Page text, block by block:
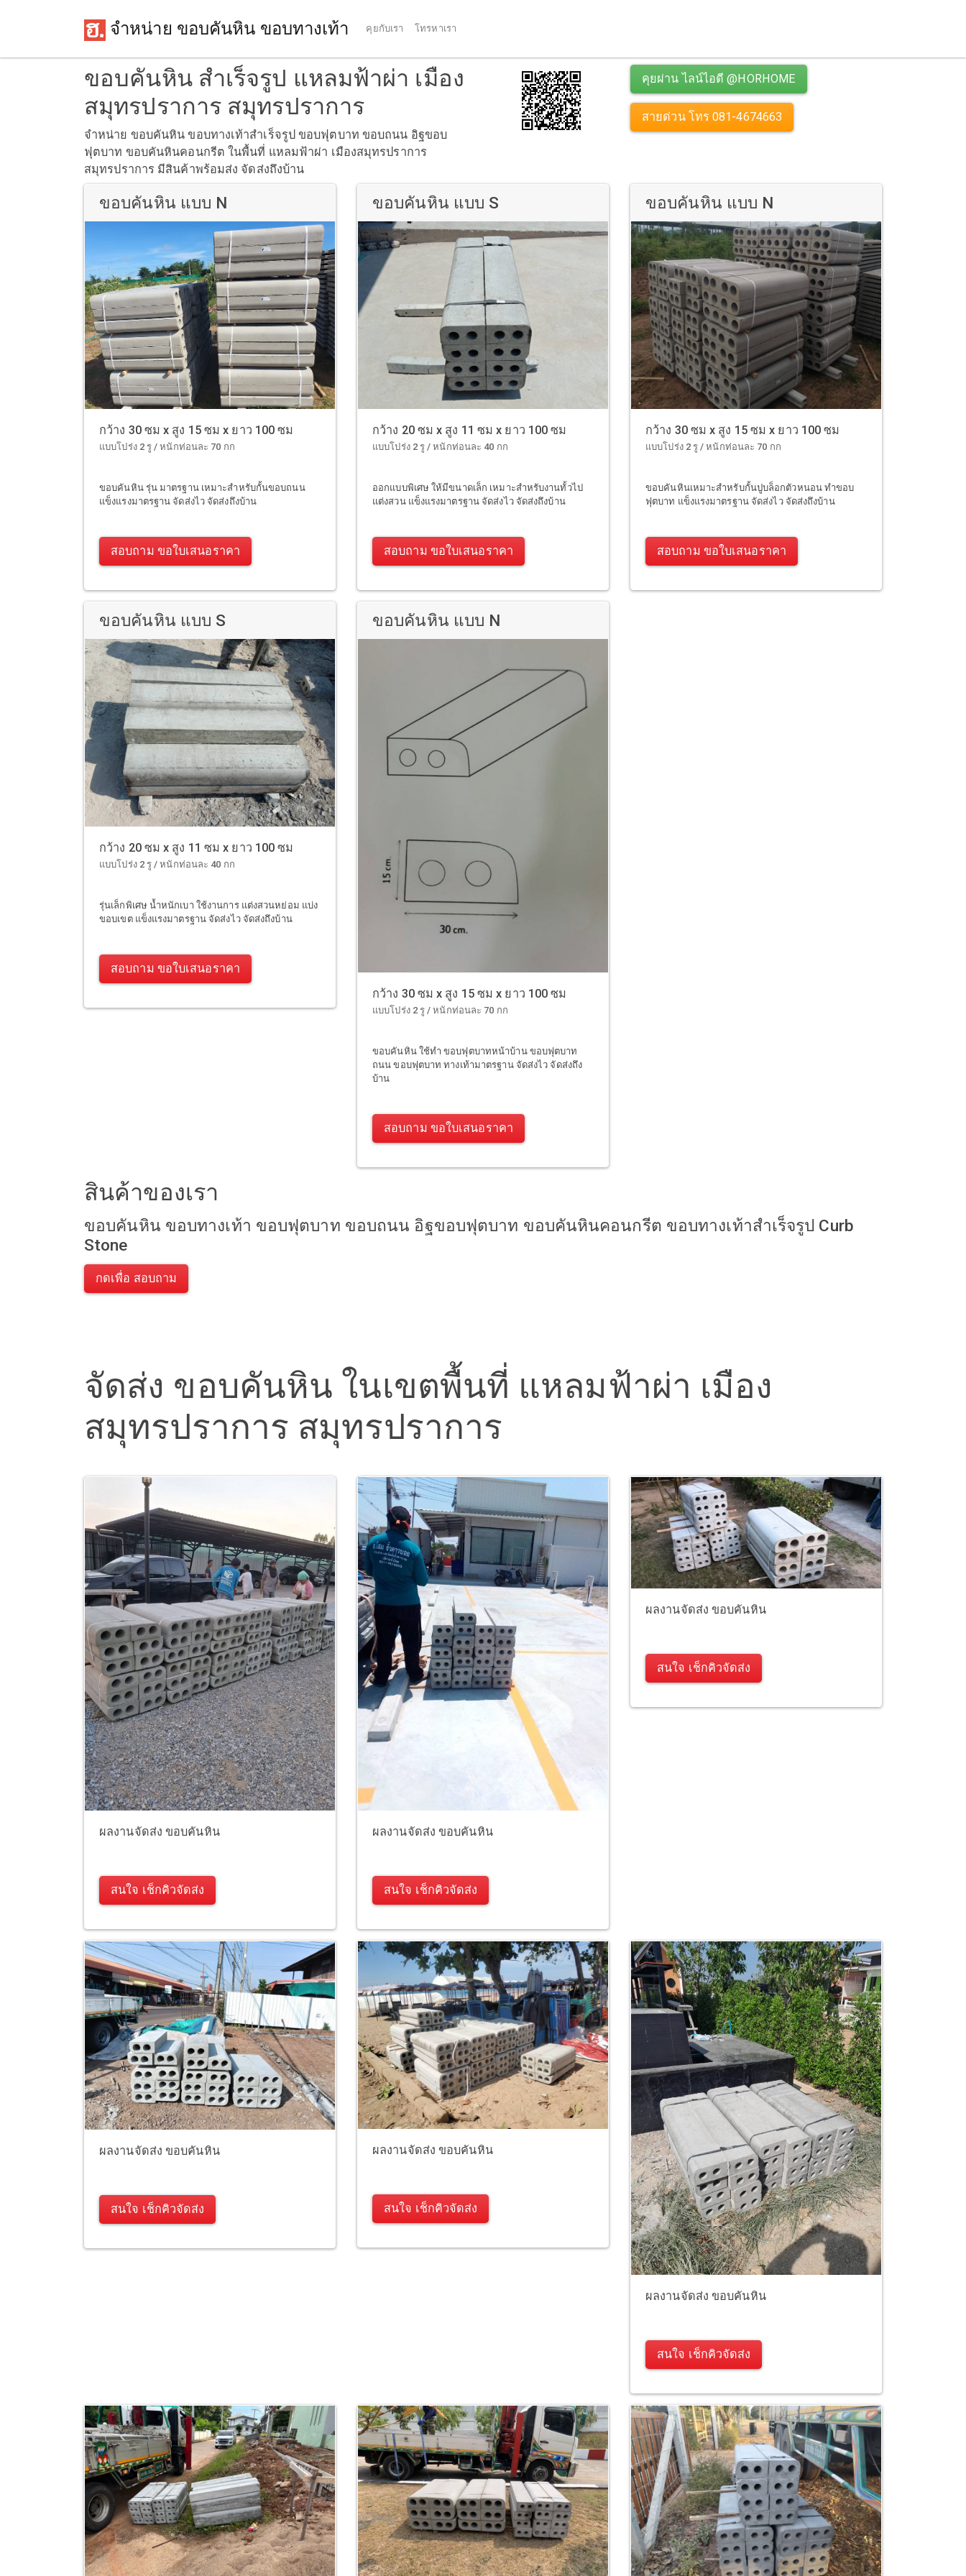
จำหน่าย ขอบคันหิน ขอบทางเท้า คุยกับเรา โทรหาเรา
ขอบคันหิน สำเร็จรูป แหลมฟ้าผ่า เมือง
สมุทรปราการ สมุทรปราการ
จำหน่าย ขอบคันหิน ขอบทางเท้าสำเร็จรูป ขอบฟุตบาท ขอบถนน อิฐขอบ
ฟุตบาท ขอบคันหินคอนกรีต ในพื้นที่ แหลมฟ้าผ่า เมืองสมุทรปราการ
สมุทรปราการ มีสินค้าพร้อมส่ง จัดส่งถึงบ้าน
คุยผ่าน ไลน์ไอดี @HORHOME
สายด่วน โทร 081-4674663
ขอบคันหิน แบบ N
กว้าง 30 ซม x สูง 15 ซม x ยาว 100 ซม
แบบโปร่ง 2 รู / หนักท่อนละ 70 กก
ขอบคันหิน รุ่น มาตรฐาน เหมาะสำหรับกั้นขอบถนน
แข็งแรงมาตรฐาน จัดส่งไว จัดส่งถึงบ้าน
สอบถาม ขอใบเสนอราคา
ขอบคันหิน แบบ S
กว้าง 20 ซม x สูง 11 ซม x ยาว 100 ซม
แบบโปร่ง 2 รู / หนักท่อนละ 40 กก
ออกแบบพิเศษ ให้มีขนาดเล็ก เหมาะสำหรับงานทั้วไป
แต่งสวน แข็งแรงมาตรฐาน จัดส่งไว จัดส่งถึงบ้าน
สอบถาม ขอใบเสนอราคา
ขอบคันหิน แบบ N
กว้าง 30 ซม x สูง 15 ซม x ยาว 100 ซม
แบบโปร่ง 2 รู / หนักท่อนละ 70 กก
ขอบคันหินเหมาะสำหรับกั้นปูบล็อกตัวหนอน ทำขอบ
ฟุตบาท แข็งแรงมาตรฐาน จัดส่งไว จัดส่งถึงบ้าน
สอบถาม ขอใบเสนอราคา
ขอบคันหิน แบบ S
กว้าง 20 ซม x สูง 11 ซม x ยาว 100 ซม
แบบโปร่ง 2 รู / หนักท่อนละ 40 กก
รุ่นเล็กพิเศษ น้ำหนักเบา ใช้งานการ แต่งสวนหย่อม แบ่ง
ขอบเขต แข็งแรงมาตรฐาน จัดส่งไว จัดส่งถึงบ้าน
สอบถาม ขอใบเสนอราคา
ขอบคันหิน แบบ N
กว้าง 30 ซม x สูง 15 ซม x ยาว 100 ซม
แบบโปร่ง 2 รู / หนักท่อนละ 70 กก
ขอบคันหิน ใช้ทำ ขอบฟุตบาทหน้าบ้าน ขอบฟุตบาท
ถนน ขอบฟุตบาท ทางเท้ามาตรฐาน จัดส่งไว จัดส่งถึง
บ้าน
สอบถาม ขอใบเสนอราคา
สินค้าของเรา
ขอบคันหิน ขอบทางเท้า ขอบฟุตบาท ขอบถนน อิฐขอบฟุตบาท ขอบคันหินคอนกรีต ขอบทางเท้าสำเร็จรูป Curb
Stone
กดเพื่อ สอบถาม
จัดส่ง ขอบคันหิน ในเขตพื้นที่ แหลมฟ้าผ่า เมือง
สมุทรปราการ สมุทรปราการ
ผลงานจัดส่ง ขอบคันหิน
สนใจ เช็กคิวจัดส่ง
ผลงานจัดส่ง ขอบคันหิน
สนใจ เช็กคิวจัดส่ง
ผลงานจัดส่ง ขอบคันหิน
สนใจ เช็กคิวจัดส่ง
ผลงานจัดส่ง ขอบคันหิน
สนใจ เช็กคิวจัดส่ง
ผลงานจัดส่ง ขอบคันหิน
สนใจ เช็กคิวจัดส่ง
ผลงานจัดส่ง ขอบคันหิน
สนใจ เช็กคิวจัดส่ง